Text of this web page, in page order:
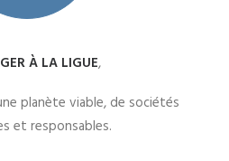
À LA LIGUE,
planète viable, de sociétés
et responsables.